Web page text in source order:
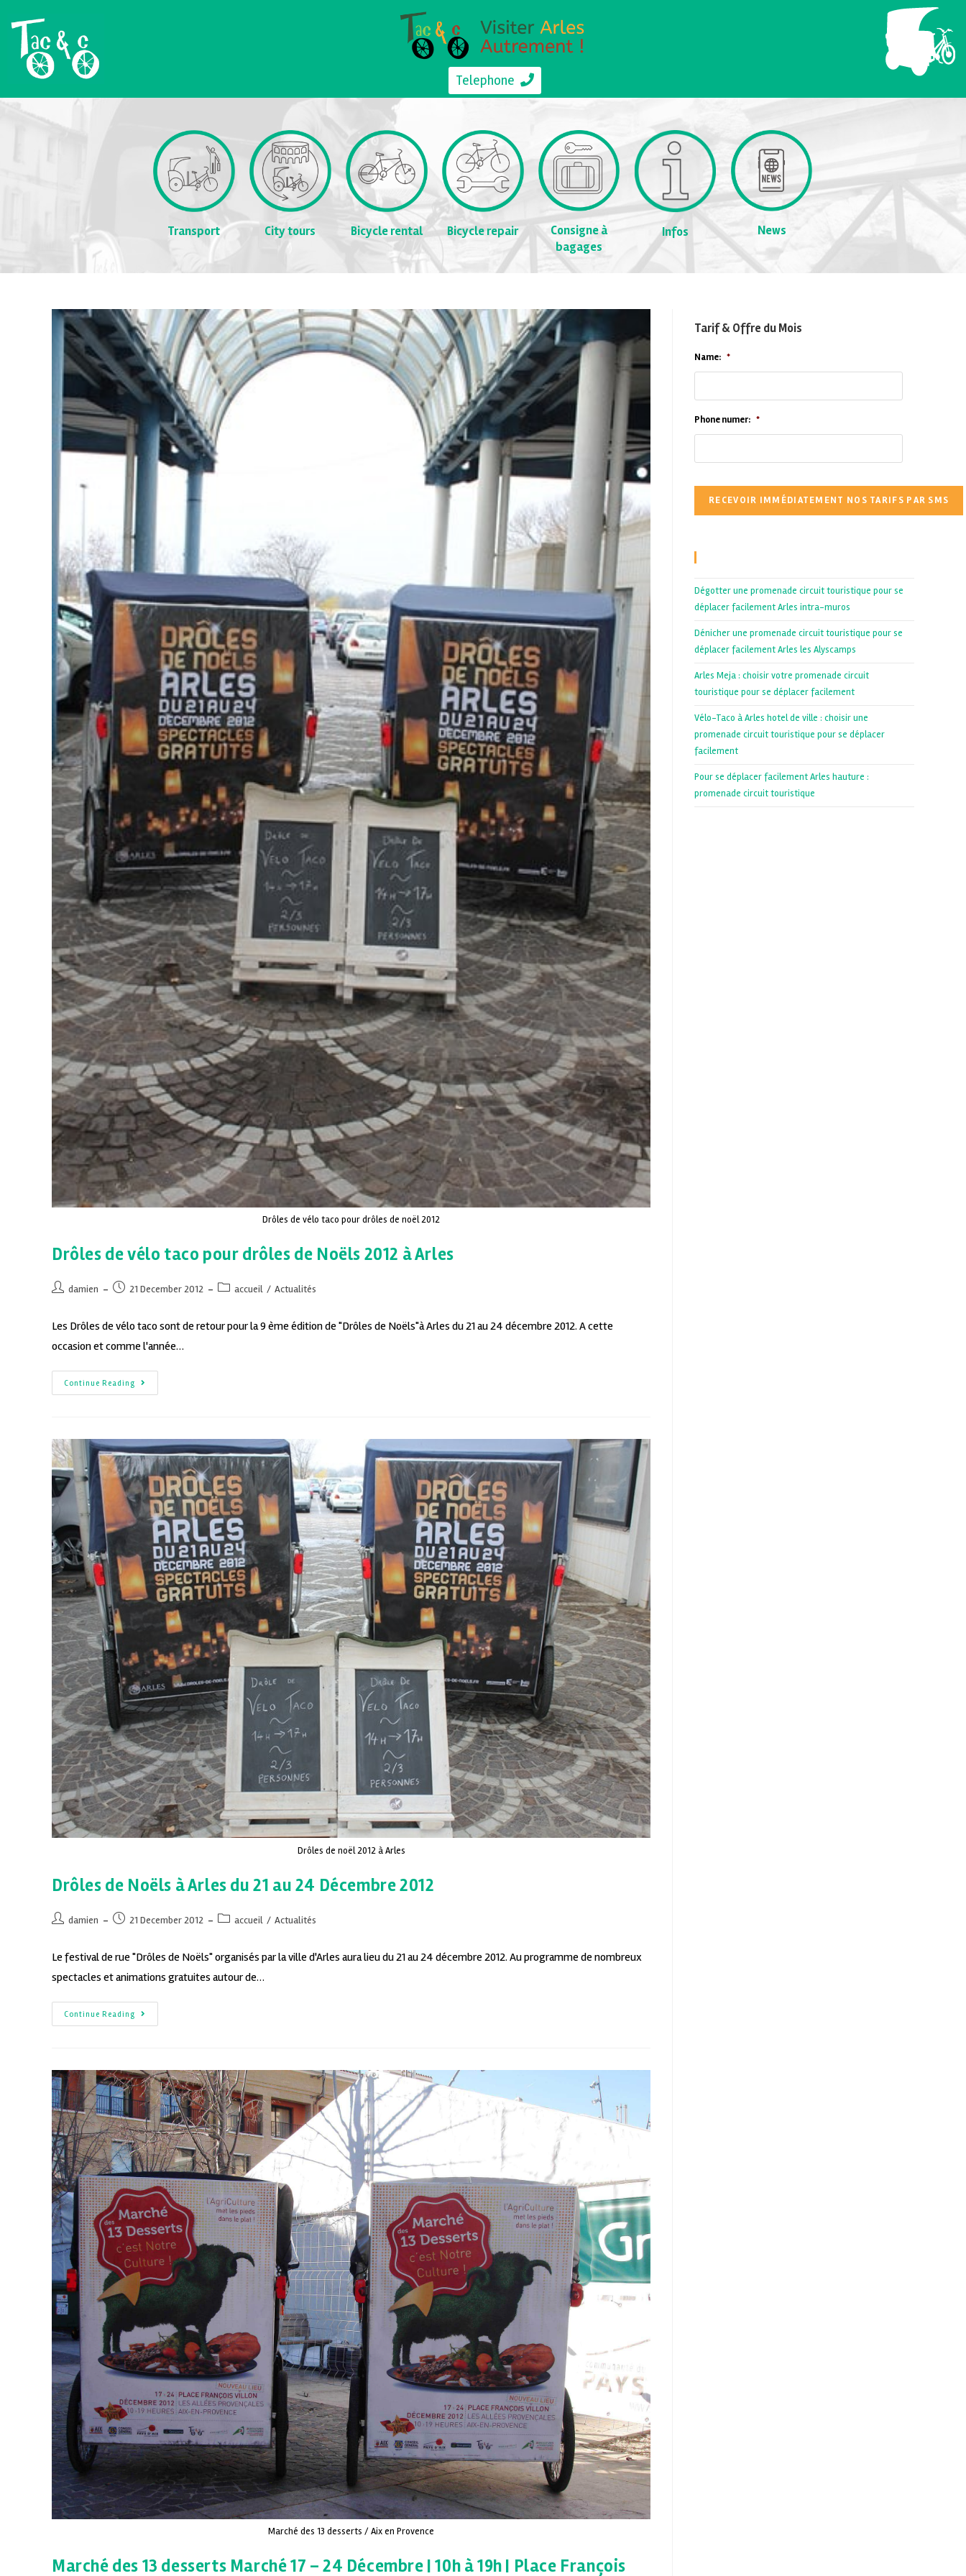
Telephone
Transport City tours Bicycle rental Bicycle repair
Consigne à
bagages
Infos News
Drôles de vélo taco pour drôles de noël 2012
Drôles de vélo taco pour drôles de Noëls 2012 à Arles
damien 21 December 2012 accueil / Actualités
Les Drôles de vélo taco sont de retour pour la 9 ème édition de "Drôles de Noëls"à Arles du 21 au 24 décembre 2012. A cette
occasion et comme l'année…
Continue Reading
Drôles de noël 2012 à Arles
Drôles de Noëls à Arles du 21 au 24 Décembre 2012
damien 21 December 2012 accueil / Actualités
Le festival de rue "Drôles de Noëls" organisés par la ville d'Arles aura lieu du 21 au 24 décembre 2012. Au programme de nombreux
spectacles et animations gratuites autour de…
Continue Reading
Marché des 13 desserts / Aix en Provence
Marché des 13 desserts Marché 17 – 24 Décembre | 10h à 19h | Place François
Tarif & Offre du Mois
Name: *
Phone numer: *
Dégotter une promenade circuit touristique pour se
déplacer facilement Arles intra-muros
Dénicher une promenade circuit touristique pour se
déplacer facilement Arles les Alyscamps
Arles Meja : choisir votre promenade circuit
touristique pour se déplacer facilement
Vélo-Taco à Arles hotel de ville : choisir une
promenade circuit touristique pour se déplacer
facilement
Pour se déplacer facilement Arles hauture :
promenade circuit touristique